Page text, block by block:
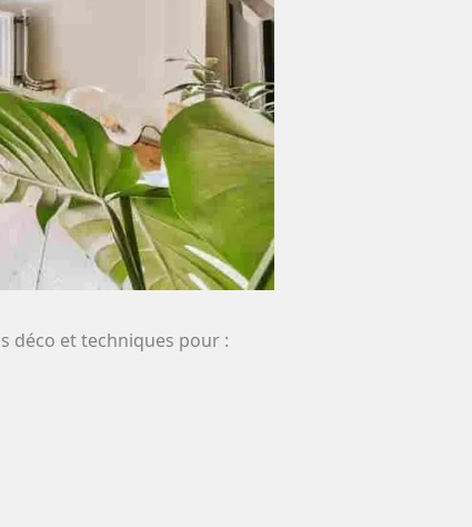
déco et techniques pour :